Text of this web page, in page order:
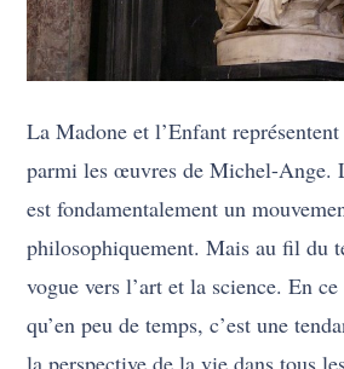
La Madone et l’Enfant
parmi les œuvres de Michel-Ange.
est fondamentalement un
philosophiquement. Mais au fil du
vogue vers l’art et la science. En
qu’en peu de temps, c’est une